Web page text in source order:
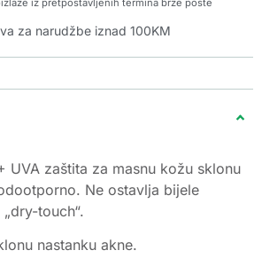
za narudžbe iznad 100KM
UVA zaštita za masnu kožu sklonu
Ne ostavlja bijele
touch“.
nastanku akne.